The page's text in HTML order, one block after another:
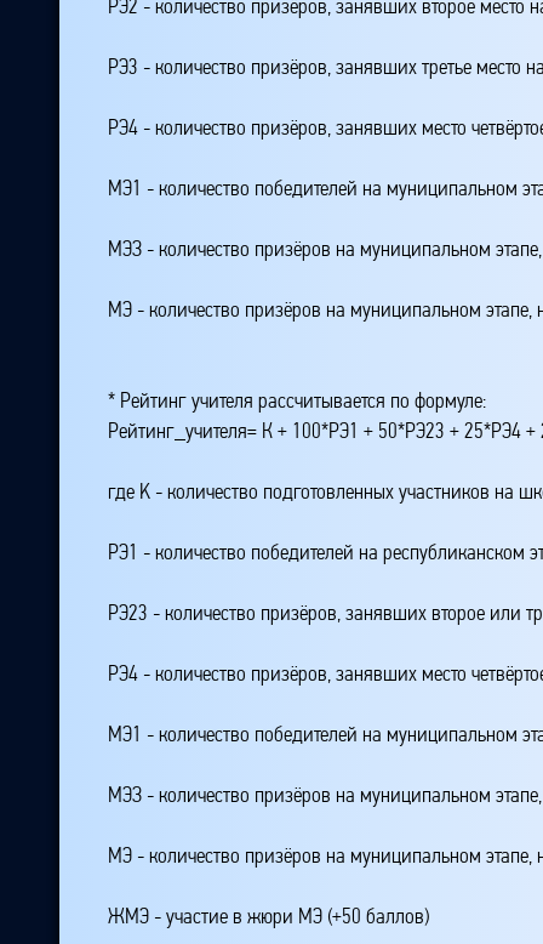
РЭ3 - количество призёров, занявших третье место
РЭ4 - количество призёров, занявших место
МЭ1 - количество победителей на муниципальном
МЭЗ - количество призёров на муниципальном
МЭ - количество призёров на муниципальном
* Рейтинг учителя рассчитывается по формуле:
Рейтинг_учителя= К + 100*РЭ1 + 50*РЭ23 +
где K - количество подготовленных участников на
РЭ1 - количество победителей на республиканском
РЭ23 - количество призёров, занявших второе или
РЭ4 - количество призёров, занявших место
МЭ1 - количество победителей на муниципальном
МЭЗ - количество призёров на муниципальном
МЭ - количество призёров на муниципальном
ЖМЭ - участие в жюри МЭ (+50 баллов)